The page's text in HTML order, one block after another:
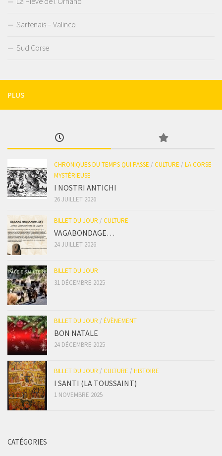
Sartenais – Valinco
Sud Corse
PLUS
CHRONIQUES DU TEMPS QUI PASSE / CULTURE / LA CORSE
MYSTÉRIEUSE
I NOSTRI ANTICHI
26 JUILLET 2026
BILLET DU JOUR / CULTURE
VAGABONDAGE…
24 JUILLET 2026
BILLET DU JOUR
31 DÉCEMBRE 2025
BILLET DU JOUR / ÉVÈNEMENT
BON NATALE
24 DÉCEMBRE 2025
BILLET DU JOUR / CULTURE / HISTOIRE
I SANTI (LA TOUSSAINT)
1 NOVEMBRE 2025
CATÉGORIES